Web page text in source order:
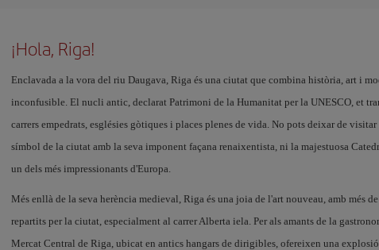
¡Hola, Riga!
Enclavada a la vora del riu Daugava, Riga és una ciutat que combina història, art i
inconfusible. El nucli antic, declarat Patrimoni de la Humanitat per la UNESCO, et
carrers empedrats, esglésies gòtiques i places plenes de vida. No pots deixar de visitar
símbol de la ciutat amb la seva imponent façana renaixentista, ni la majestuosa
un dels més impressionants d'Europa.
Més enllà de la seva herència medieval, Riga és una joia de l'art nouveau, amb més
repartits per la ciutat, especialment al carrer Alberta iela. Per als amants de la
Mercat Central de Riga, ubicat en antics hangars de dirigibles, ofereixen una